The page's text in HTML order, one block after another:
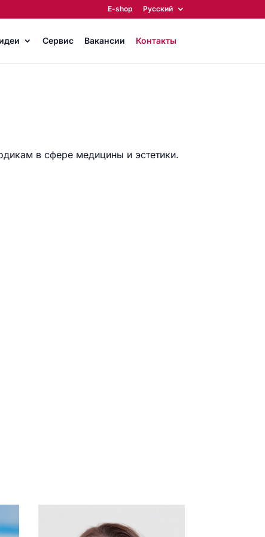
E-shop Русский
Сервис Вакансии Контакты
в сфере медицины и эстетики.